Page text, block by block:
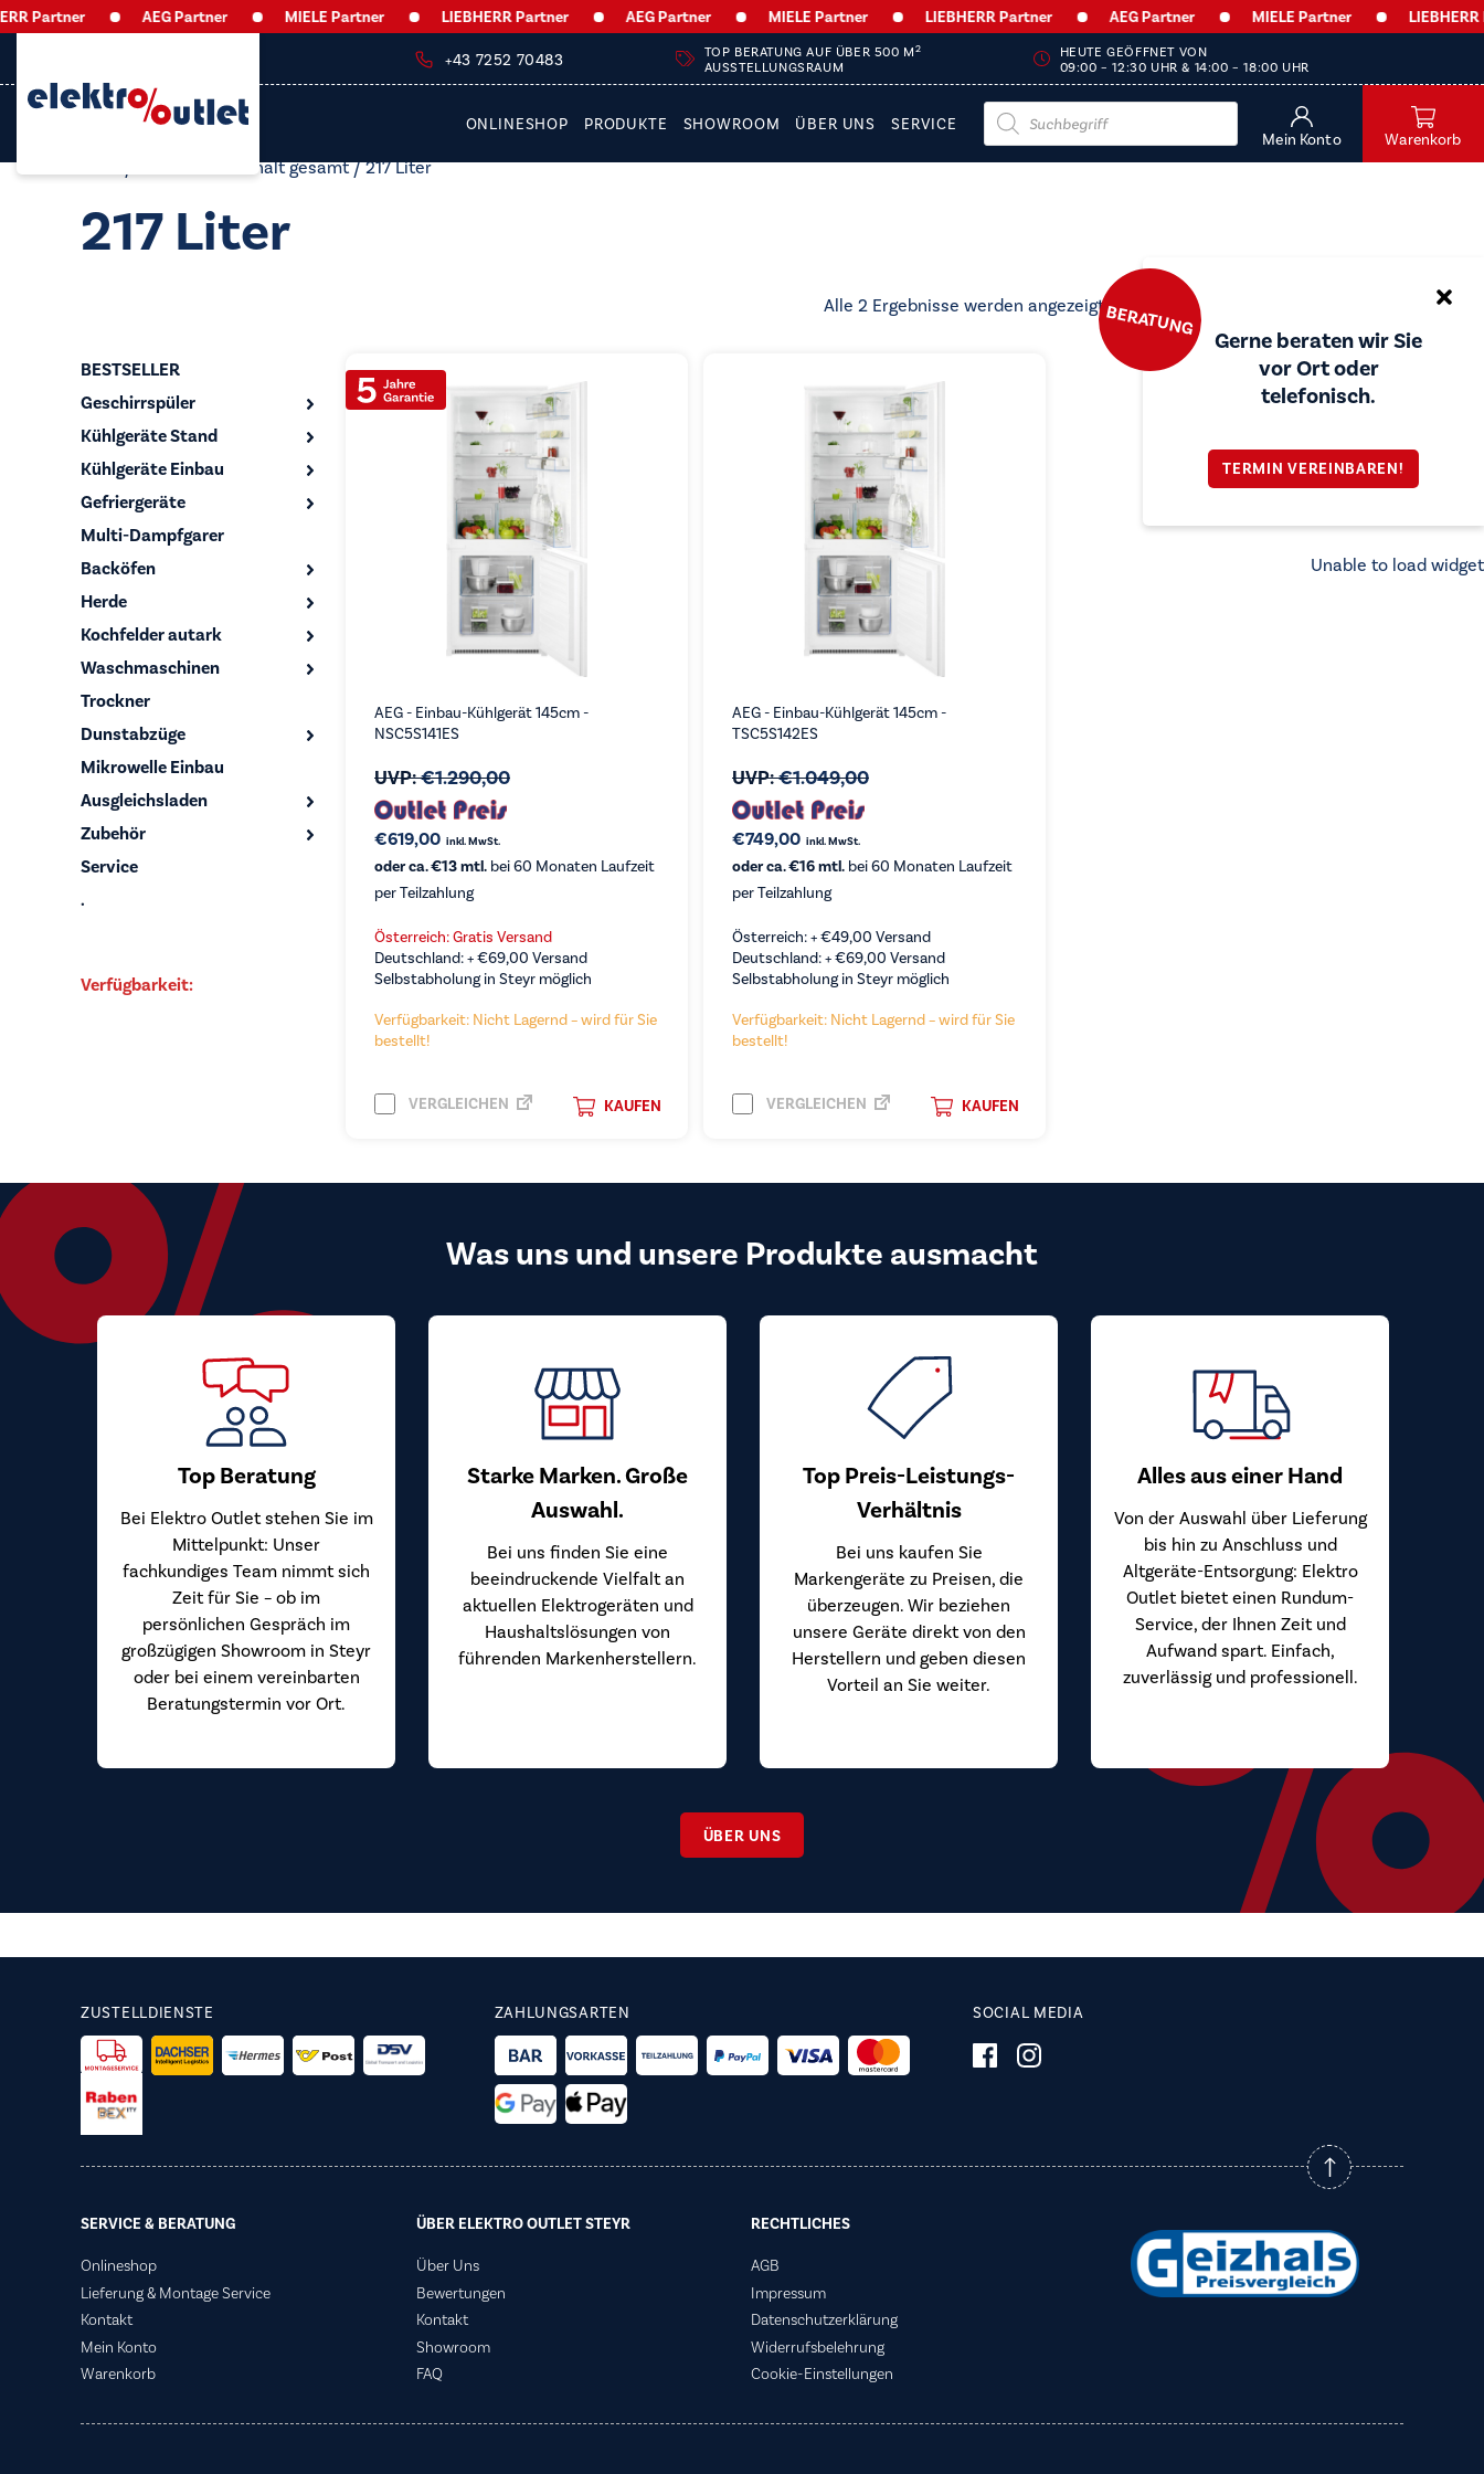
Partner AEG Partner MIELE Partner LIEBHERR Partner AEG Partner MIELE Partner LIEBHERR Partner AEG Partner MIELE Partner LIEBHERR
+43 7252 70483 TOP BERATUNG AUF ÜBER 500 M 2
AUSSTELLUNGSRAUM
HEUTE GEÖFFNET VON
09:00 – 12:30 UHR & 14:00 – 18:00 UHR
ONLINESHOP PRODUKTE SHOWROOM ÜBER UNS SERVICE
Products
search
Mein Konto Warenkorb
BERATUNG
Gerne beraten wir Sie
vor Ort oder
telefonisch.
TERMIN VEREINBAREN!
/ Produkt Nutzinhalt gesamt / 217 Liter
217 Liter
Alle 2 Ergebnisse werden angezeigtNach
Preis
sortiert:
BESTSELLER
Geschirrspüler
Kühlgeräte Stand
Kühlgeräte Einbau
Gefriergeräte
Multi-Dampfgarer
Backöfen
Herde
Kochfelder autark
Waschmaschinen
Trockner
Dunstabzüge
Mikrowelle Einbau
Ausgleichsladen
Zubehör
Service
.
Verfügbarkeit:
AEG - Einbau-Kühlgerät 145cm -
NSC5S141ES
UVP:€1.290,00
€619,00 inkl. MwSt.
oder ca. €13 mtl. bei 60 Monaten Laufzeit
per Teilzahlung
Österreich: Gratis Versand
Deutschland: +€69,00 Versand
Selbstabholung in Steyr möglich
Verfügbarkeit: Nicht Lagernd – wird für Sie
bestellt!
KAUFEN
VERGLEICHEN
AEG - Einbau-Kühlgerät 145cm -
TSC5S142ES
UVP:€1.049,00
€749,00 inkl. MwSt.
oder ca. €16 mtl.bei 60 Monaten Laufzeit
per Teilzahlung
Österreich: +€49,00 Versand
Deutschland: +€69,00 Versand
Selbstabholung in Steyr möglich
Verfügbarkeit: Nicht Lagernd – wird für Sie
bestellt!
KAUFEN
VERGLEICHEN
Was uns und unsere Produkte ausmacht
Top Beratung
Bei Elektro Outlet stehen Sie im
Mittelpunkt: Unser
fachkundiges Team nimmt sich
Zeit für Sie – ob im
persönlichen Gespräch im
großzügigen Showroom in Steyr
oder bei einem vereinbarten
Beratungstermin vor Ort.
Starke Marken. Große
Auswahl.
Bei uns finden Sie eine
beeindruckende Vielfalt an
aktuellen Elektrogeräten und
Haushaltslösungen von
führenden Markenherstellern.
Top Preis-Leistungs-
Verhältnis
Bei uns kaufen Sie
Markengeräte zu Preisen, die
überzeugen. Wir beziehen
unsere Geräte direkt von den
Herstellern und geben diesen
Vorteil an Sie weiter.
Alles aus einer Hand
Von der Auswahl über Lieferung
bis hin zu Anschluss und
Altgeräte-Entsorgung: Elektro
Outlet bietet einen Rundum-
Service, der Ihnen Zeit und
Aufwand spart. Einfach,
zuverlässig und professionell.
ÜBER UNS
ZUSTELLDIENSTE ZAHLUNGSARTEN SOCIAL MEDIA
SERVICE & BERATUNG
Onlineshop
Lieferung & Montage Service
Kontakt
Mein Konto
Warenkorb
ÜBER ELEKTRO OUTLET STEYR
Über Uns
Bewertungen
Kontakt
Showroom
FAQ
RECHTLICHES
AGB
Impressum
Datenschutzerklärung
Widerrufsbelehrung
Cookie-Einstellungen
Unable to load widget